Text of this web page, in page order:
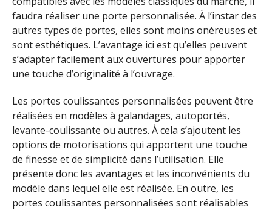
faudra réaliser une porte personnalisée. À l’instar des
autres types de portes, elles sont moins onéreuses et
sont esthétiques. L’avantage ici est qu’elles peuvent
s’adapter facilement aux ouvertures pour apporter
une touche d’originalité à l’ouvrage.
Les portes coulissantes personnalisées peuvent être
réalisées en modèles à galandages, autoportés,
levante-coulissante ou autres. À cela s’ajoutent les
options de motorisations qui apportent une touche
de finesse et de simplicité dans l’utilisation. Elle
présente donc les avantages et les inconvénients du
modèle dans lequel elle est réalisée. En outre, les
portes coulissantes personnalisées sont réalisables